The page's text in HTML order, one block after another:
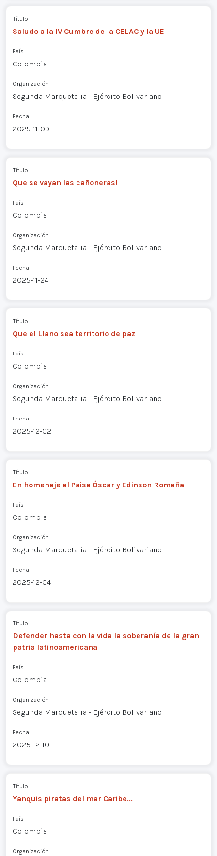
Título
Saludo a la IV Cumbre de la CELAC y la UE
País
Colombia
Organización
Segunda Marquetalia - Ejército Bolivariano
Fecha
2025-11-09
Título
Que se vayan las cañoneras!
País
Colombia
Organización
Segunda Marquetalia - Ejército Bolivariano
Fecha
2025-11-24
Título
Que el Llano sea territorio de paz
País
Colombia
Organización
Segunda Marquetalia - Ejército Bolivariano
Fecha
2025-12-02
Título
En homenaje al Paisa Óscar y Edinson Romaña
País
Colombia
Organización
Segunda Marquetalia - Ejército Bolivariano
Fecha
2025-12-04
Título
Defender hasta con la vida la soberanía de la gran
patria latinoamericana
País
Colombia
Organización
Segunda Marquetalia - Ejército Bolivariano
Fecha
2025-12-10
Título
Yanquis piratas del mar Caribe...
País
Colombia
Organización